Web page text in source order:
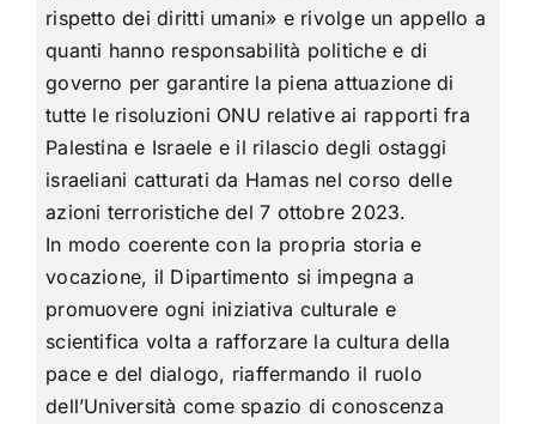
rispetto dei diritti umani» e rivolge un appello a
quanti hanno responsabilità politiche e di
governo per garantire la piena attuazione di
tutte le risoluzioni ONU relative ai rapporti fra
Palestina e Israele e il rilascio degli ostaggi
israeliani catturati da Hamas nel corso delle
azioni terroristiche del 7 ottobre 2023.
In modo coerente con la propria storia e
vocazione, il Dipartimento si impegna a
promuovere ogni iniziativa culturale e
scientifica volta a rafforzare la cultura della
pace e del dialogo, riaffermando il ruolo
dell’Università come spazio di conoscenza